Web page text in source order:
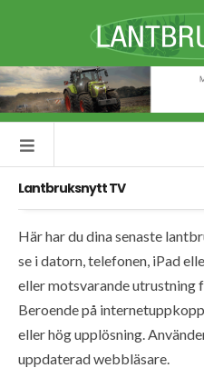
Lantbruksnytt TV
Här har du dina senaste
se i datorn, telefonen, iPad
eller motsvarande utrustning
Beroende på
eller hög upplösning.
uppdaterad webbläsare.